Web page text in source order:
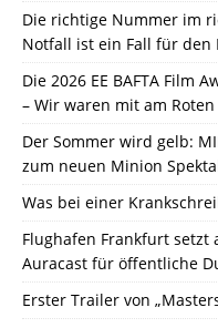
Die richtige Nummer im
Notfall ist ein Fall für den
Die 2026 EE BAFTA Film
– Wir waren mit am
Der Sommer wird gelb:
zum neuen Minion
Was bei einer
Flughafen Frankfurt setzt
Auracast für öffentliche
Erster Trailer von